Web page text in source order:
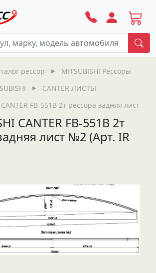
рессор
MITSUBISHI Рессоры
CANTER ЛИСТЫ
CANTER FB-551B 2т рессора задняя лист №2
CANTER FB-551B 2т
лист №2 (Арт. IR